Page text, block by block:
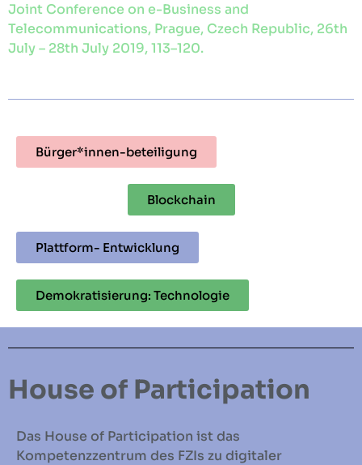
Joint Conference on e-Business and
Telecommunications, Prague, Czech Republic, 26th
July – 28th July 2019, 113–120.
Bürger*innen-beteiligung
Blockchain
Plattform- Entwicklung
Demokratisierung: Technologie
House of Participation
Das House of Participation ist das
Kompetenzzentrum des FZIs zu digitaler